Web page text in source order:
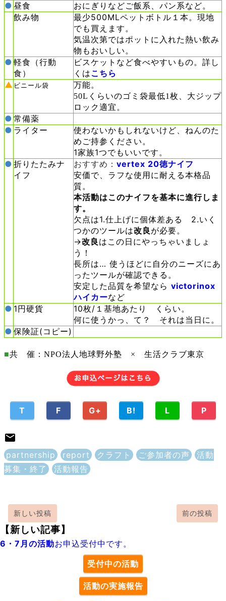
● 昼食
おにぎりなどご飯系、パン系など。
飲み物
最少500MLペットボトル１本。現地
でも買えます。
気温次第ではポットに入れた熱い飲み
物もおいしい。
● 軽食（行動
食）
ビスケットなど食べやすいもの。詳し
くはこちら
▲ ビニール袋
万能。
50Lくらいのゴミ袋最低1枚、大ジップ
ロック適宜。
● 常備薬
● ライター
使わないかもしれないけど、ねんのた
めご持参ください。
1家族1つでもいいです。
● 折りたたみナ
イフ
おすすめ： vertex 20徳ナイフ
安価で、ラフな使用に耐える本格品
質。
本活動はこのナイフを基本に進行しま
す。
欠点は1.仕上げに個体差ある 2.いく
つかのツールは改良 が必要。
→改良 はこの日にやっちゃいましょ
う！
長所は… 使うほどに自分のニーズにあ
ったツールが確認できる。
安定した品質を希望なら victorinox
ハイカーなど
● 1円硬貨
10枚/１基地あたり くらい。
何に使うかっ、て？ それは当日に。
● 保険証(コピー)
■共 催： NPO法人地球野外塾 × 生活クラブ東京
T F G+ B! L P
partnership report クラフト ご参加者の声
活動
募集・終了
活動報告
新しい投稿 前の投稿
【新しい記事】
6・7月の活動お申込受付中です。
受付中の活動
活動の実施報告